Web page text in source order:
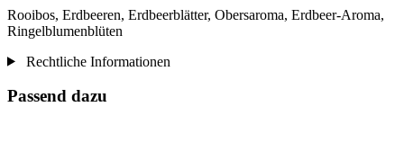
Rooibos, Erdbeeren, Erdbeerblätter, Obersaroma, Erdbeer-Aroma,
Ringelblumenblüten
Rechtliche Informationen
Passend dazu